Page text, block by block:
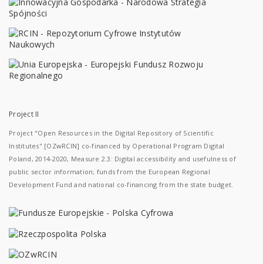
Project II
Project "Open Resources in the Digital Repository of Scientific
Institutes" [OZwRCIN] co-financed by Operational Program Digital
Poland, 2014-2020, Measure 2.3: Digital accessibility and usefulness of
public sector information; funds from the European Regional
Development Fund and national co-financing from the state budget.